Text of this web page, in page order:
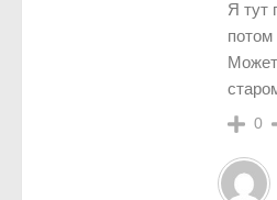
Я тут
Может
0